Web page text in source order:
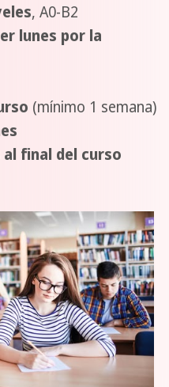
, A0-B2
lunes por la
(mínimo 1 semana)
final del curso